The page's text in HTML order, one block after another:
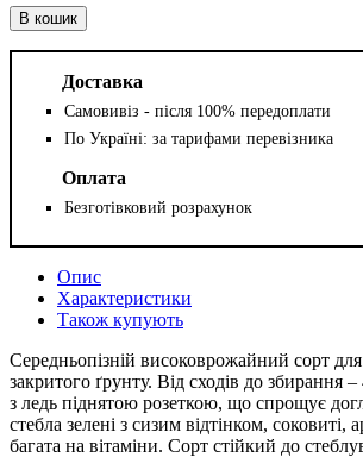
В кошик
Доставка
Самовивіз - після 100% передоплати
По Україні: за тарифами перевізника
Оплата
Безготівковий розрахунок
Опис
Характеристики
Також купують
Середньопізній високоврожайний сорт для
закритого ґрунту. Від сходів до збирання
з ледь піднятою розеткою, що спрощує
стебла зелені з сизим відтінком, соковиті,
багата на вітаміни. Сорт стійкий до